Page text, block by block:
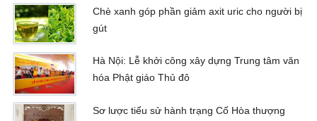
Chè xanh góp phần giảm axit uric cho người bị
gút
Hà Nội: Lễ khởi công xây dựng Trung tâm văn
hóa Phật giáo Thủ đô
Sơ lược tiểu sử hành trạng Cố Hòa thượng